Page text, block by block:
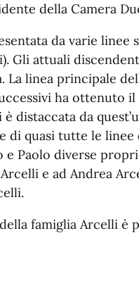
della Camera
da varie
Gli attuali
linea principale
ha ottenuto
è distaccata da
di quasi tutte le
Paolo diverse
e ad Andrea
famiglia Arcelli è